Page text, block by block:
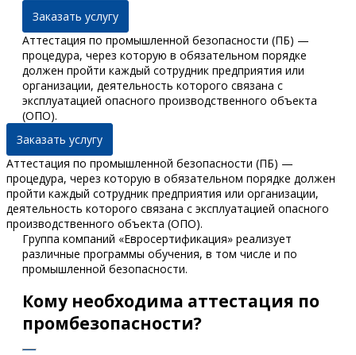
Заказать услугу
Аттестация по промышленной безопасности (ПБ) —
процедура, через которую в обязательном порядке
должен пройти каждый сотрудник предприятия или
организации, деятельность которого связана с
эксплуатацией опасного производственного объекта
(ОПО).
Заказать услугу
Аттестация по промышленной безопасности (ПБ) —
процедура, через которую в обязательном порядке должен
пройти каждый сотрудник предприятия или организации,
деятельность которого связана с эксплуатацией опасного
производственного объекта (ОПО).
Группа компаний «Евросертификация» реализует
различные программы обучения, в том числе и по
промышленной безопасности.
Кому необходима аттестация по
промбезопасности?